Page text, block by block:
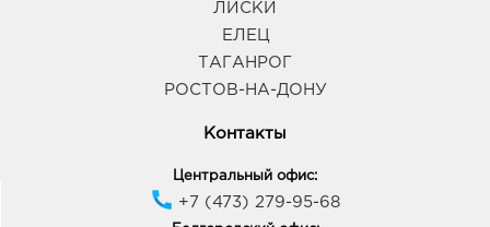
ЛИСКИ
ЕЛЕЦ
ТАГАНРОГ
РОСТОВ-НА-ДОНУ
Контакты
Центральный офис:
+7 (473) 279-95-68